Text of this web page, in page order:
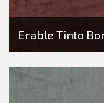
Erable Tinto